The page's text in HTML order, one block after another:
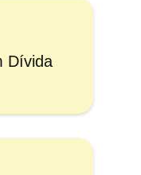
Dívida